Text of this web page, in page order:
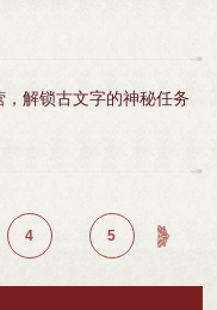
研学，深耕传统国潮文化，
二天 博物馆 非遗螺钿/哪吒
他不再是被动听课的学生，而
里练习耐心，在涂色剪裁中释
影一出--闹翻天这一天，孩子
可以“动”起来。从幕后到台
解锁古文字的神秘任务
4 5